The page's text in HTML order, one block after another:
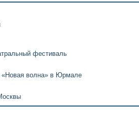
фестиваль
«Новая волна» в Юрмале